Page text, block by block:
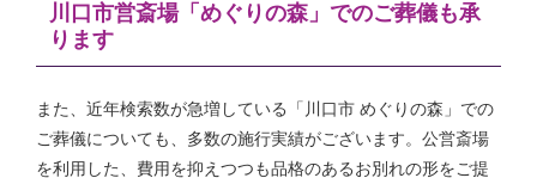
川口市営斎場「めぐりの森」でのご葬儀も承
ります
また、近年検索数が急増している「川口市 めぐりの森」での
ご葬儀についても、多数の施行実績がございます。公営斎場
を利用した、費用を抑えつつも品格のあるお別れの形をご提